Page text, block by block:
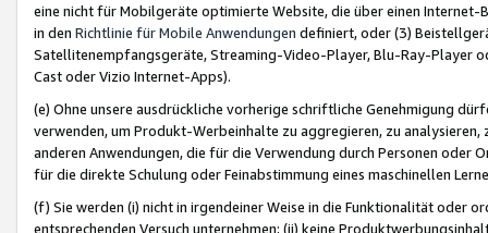
eine nicht für Mobilgeräte optimierte Website, die über einen
in den Richtlinie für Mobile Anwendungen definiert, oder (3)
Satellitenempfangsgeräte, Streaming-Video-Player, Blu-Ray-Player
Cast oder Vizio Internet-Apps).
(e) Ohne unsere ausdrückliche vorherige schriftliche Genehmigung
verwenden, um Produkt-Werbeinhalte zu aggregieren, zu
anderen Anwendungen, die für die Verwendung durch Personen
für die direkte Schulung oder Feinabstimmung eines maschinellen
(f) Sie werden (i) nicht in irgendeiner Weise in die Funktionalität oder
entsprechenden Versuch unternehmen; (ii) keine